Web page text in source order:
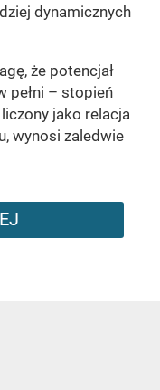
dynamicznych
że potencjał
pełni – stopień
jako relacja
wynosi zaledwie